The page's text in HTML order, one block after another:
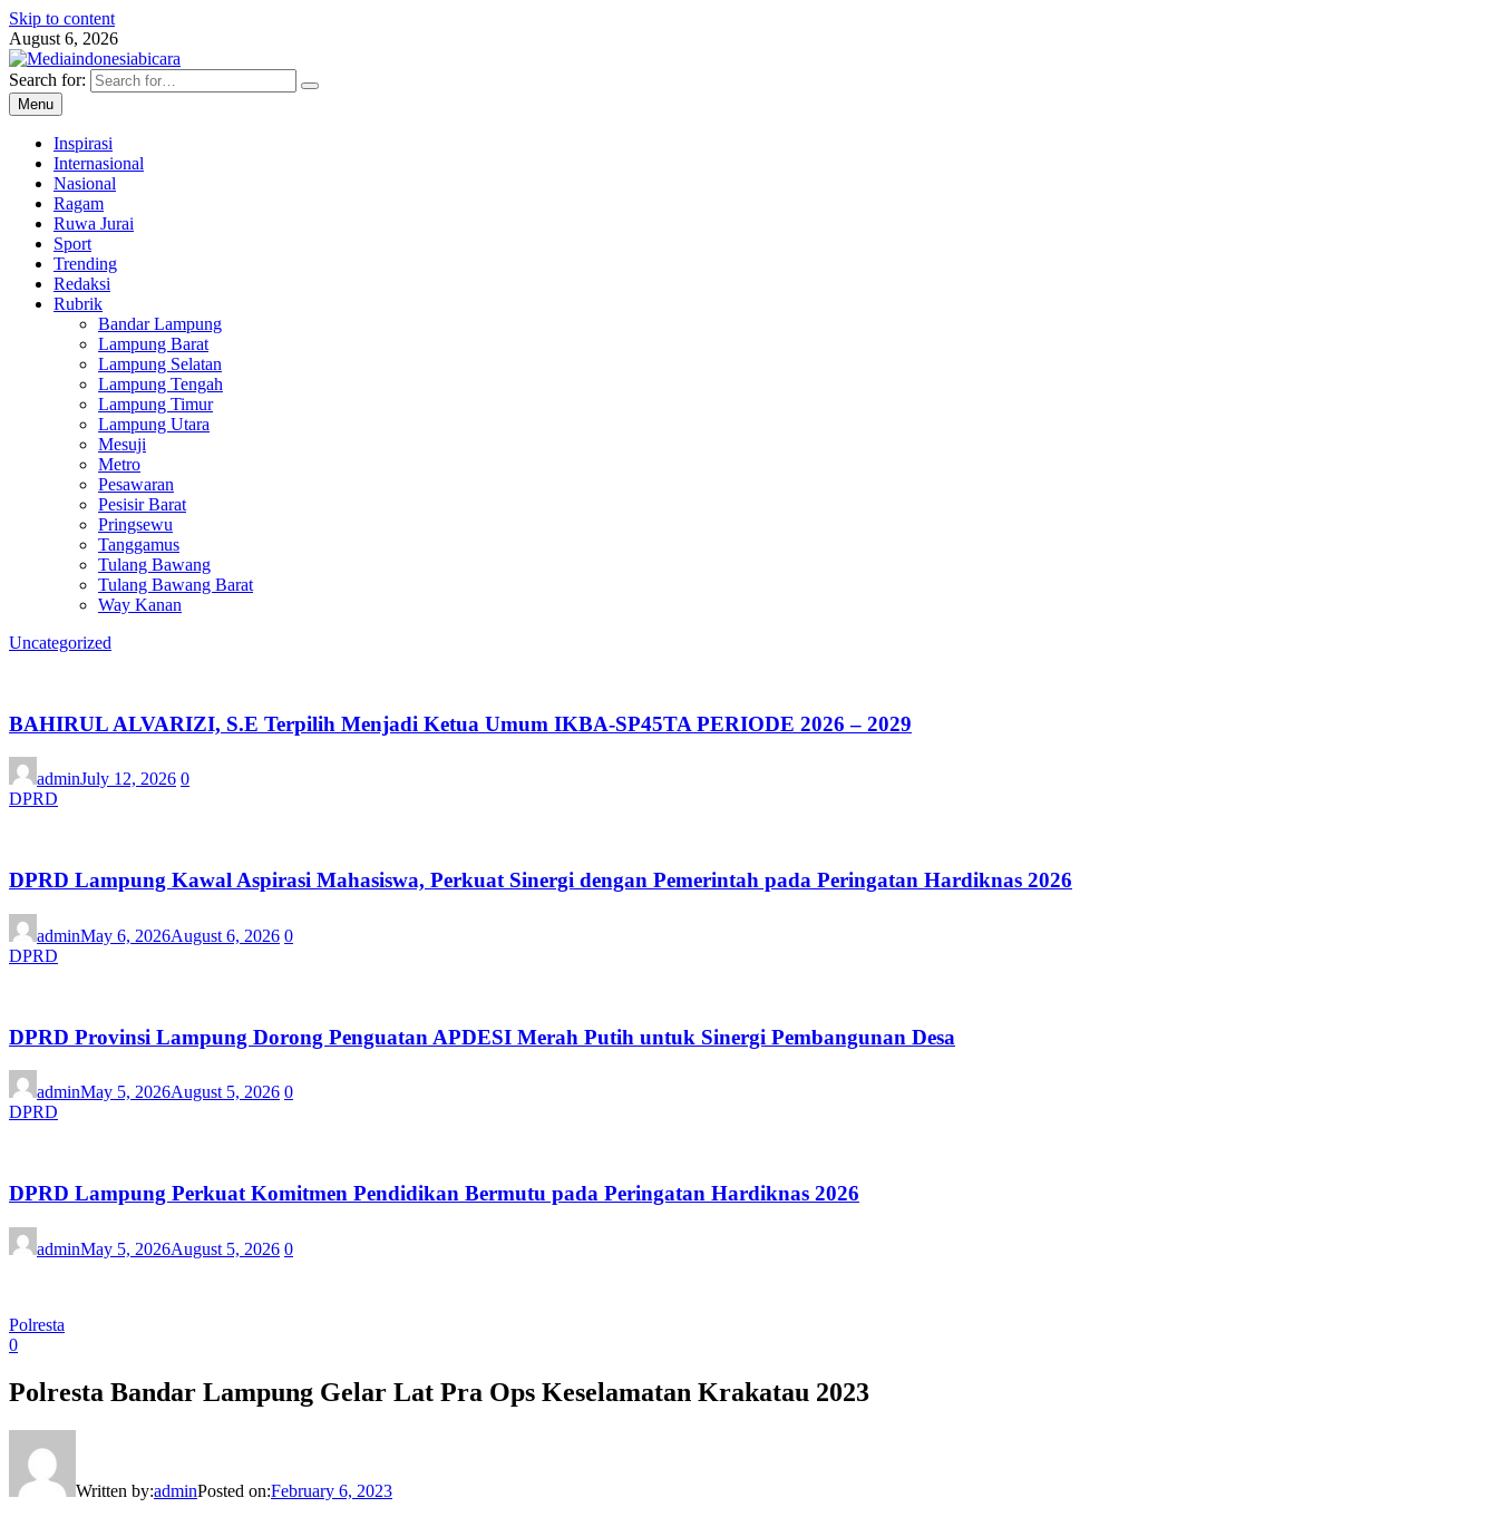
Skip to content
August 6, 2026
Mediaindonesiabicara
Berita online
Search for:
Menu
Inspirasi
Internasional
Nasional
Ragam
Ruwa Jurai
Sport
Trending
Redaksi
Rubrik
Bandar Lampung
Lampung Barat
Lampung Selatan
Lampung Tengah
Lampung Timur
Lampung Utara
Mesuji
Metro
Pesawaran
Pesisir Barat
Pringsewu
Tanggamus
Tulang Bawang
Tulang Bawang Barat
Way Kanan
Uncategorized
BAHIRUL ALVARIZI, S.E Terpilih Menjadi Ketua Umum IKBA-SP45TA PERIODE 2026 – 2029
adminJuly 12, 2026 0
DPRD
DPRD Lampung Kawal Aspirasi Mahasiswa, Perkuat Sinergi dengan Pemerintah pada Peringatan Hardiknas 2026
adminMay 6, 2026August 6, 2026 0
DPRD
DPRD Provinsi Lampung Dorong Penguatan APDESI Merah Putih untuk Sinergi Pembangunan Desa
adminMay 5, 2026August 5, 2026 0
DPRD
DPRD Lampung Perkuat Komitmen Pendidikan Bermutu pada Peringatan Hardiknas 2026
adminMay 5, 2026August 5, 2026 0
Polresta
0
Polresta Bandar Lampung Gelar Lat Pra Ops Keselamatan Krakatau 2023
Written by:adminPosted on:February 6, 2023